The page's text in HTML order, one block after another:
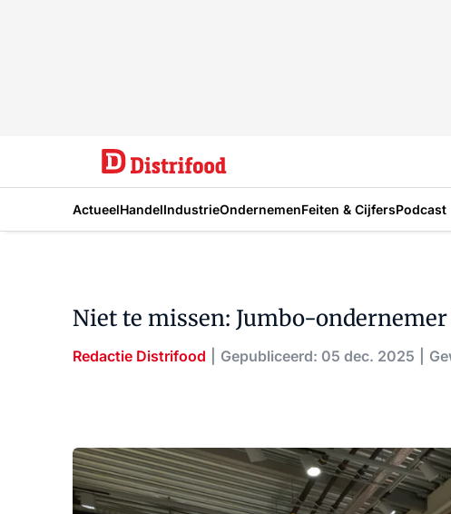
ActueelHandelIndustrieOndernemenFeiten & CijfersPodcast
Niet te missen: Jumbo-
Redactie Distrifood Gepubliceerd: 05 dec. 2025